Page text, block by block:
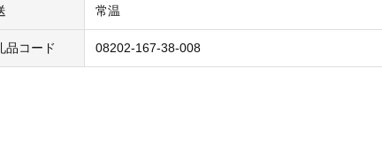
常温
品コード 08202-167-38-008